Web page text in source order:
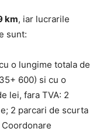
km, iar lucrarile
sunt:
o lungime totala de
600) si cu o
lei, fara TVA: 2
2 parcari de scurta